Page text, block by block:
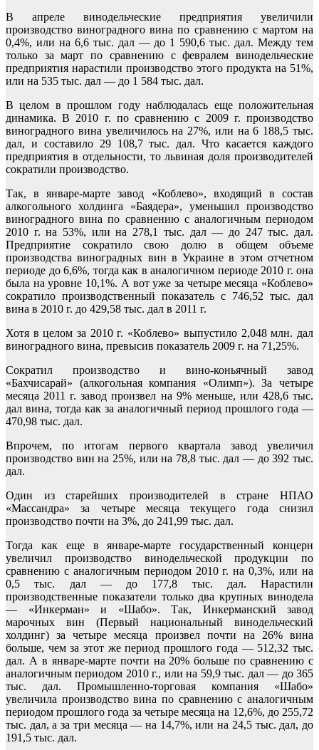
В апреле винодельческие предприятия увеличили
производство виноградного вина по сравнению с мартом на
0,4%, или на 6,6 тыс. дал — до 1 590,6 тыс. дал. Между тем
только за март по сравнению с февралем винодельческие
предприятия нарастили производство этого продукта на 51%,
или на 535 тыс. дал — до 1 584 тыс. дал.
В целом в прошлом году наблюдалась еще положительная
динамика. В 2010 г. по сравнению с 2009 г. производство
виноградного вина увеличилось на 27%, или на 6 188,5 тыс.
дал, и составило 29 108,7 тыс. дал. Что касается каждого
предприятия в отдельности, то львиная доля производителей
сократили производство.
Так, в январе-марте завод «Коблево», входящий в состав
алкогольного холдинга «Баядера», уменьшил производство
виноградного вина по сравнению с аналогичным периодом
2010 г. на 53%, или на 278,1 тыс. дал — до 247 тыс. дал.
Предприятие сократило свою долю в общем объеме
производства виноградных вин в Украине в этом отчетном
периоде до 6,6%, тогда как в аналогичном периоде 2010 г. она
была на уровне 10,1%. А вот уже за четыре месяца «Коблево»
сократило производственный показатель с 746,52 тыс. дал
вина в 2010 г. до 429,58 тыс. дал в 2011 г.
Хотя в целом за 2010 г. «Коблево» выпустило 2,048 млн. дал
виноградного вина, превысив показатель 2009 г. на 71,25%.
Сократил производство и вино-коньячный завод
«Бахчисарай» (алкогольная компания «Олимп»). За четыре
месяца 2011 г. завод произвел на 9% меньше, или 428,6 тыс.
дал вина, тогда как за аналогичный период прошлого года —
470,98 тыс. дал.
Впрочем, по итогам первого квартала завод увеличил
производство вин на 25%, или на 78,8 тыс. дал — до 392 тыс.
дал.
Один из старейших производителей в стране НПАО
«Массандра» за четыре месяца текущего года снизил
производство почти на 3%, до 241,99 тыс. дал.
Тогда как еще в январе-марте государственный концерн
увеличил производство винодельческой продукции по
сравнению с аналогичным периодом 2010 г. на 0,3%, или на
0,5 тыс. дал — до 177,8 тыс. дал. Нарастили
производственные показатели только два крупных винодела
— «Инкерман» и «Шабо». Так, Инкерманский завод
марочных вин (Первый национальный винодельческий
холдинг) за четыре месяца произвел почти на 26% вина
больше, чем за этот же период прошлого года — 512,32 тыс.
дал. А в январе-марте почти на 20% больше по сравнению с
аналогичным периодом 2010 г., или на 59,9 тыс. дал — до 365
тыс. дал. Промышленно-торговая компания «Шабо»
увеличила производство вина по сравнению с аналогичным
периодом прошлого года за четыре месяца на 12,6%, до 255,72
тыс. дал, а за три месяца — на 14,7%, или на 24,5 тыс. дал, до
191,5 тыс. дал.